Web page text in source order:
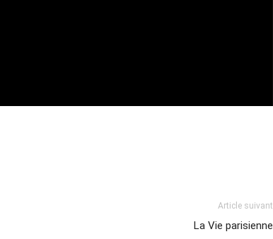
Article suivant
La Vie parisienne